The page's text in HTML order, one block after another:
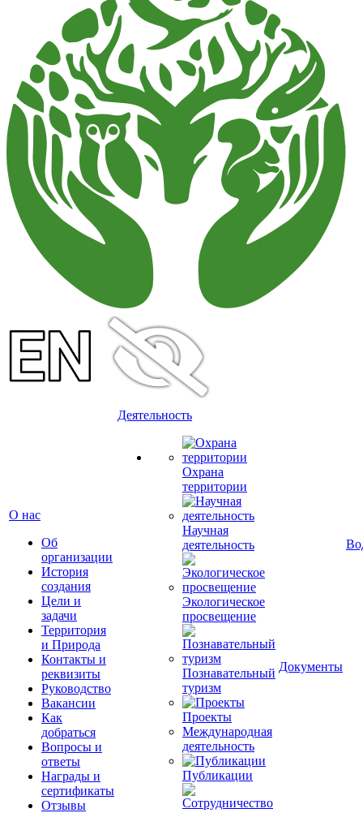
О нас
Об
организации
История
создания
Цели и
задачи
Территория
и Природа
Контакты и
реквизиты
Руководство
Вакансии
Как
добраться
Вопросы и
ответы
Награды и
сертификаты
Отзывы
Деятельность
Охрана
территории
Научная
деятельность
Экологическое
просвещение
Познавательный
туризм
Проекты
Международная
деятельность
Публикации
Документы